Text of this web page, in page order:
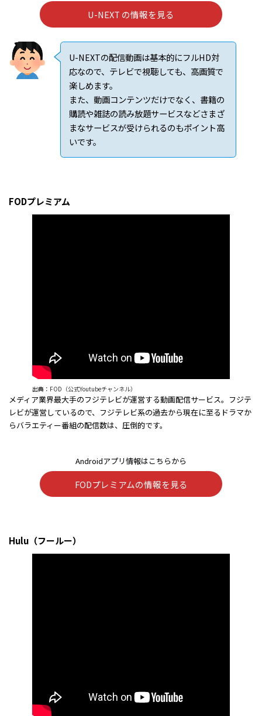
U-NEXT の情報を見る
U-NEXTの配信動画は基本的にフルHD対
応なので、テレビで視聴しても、高画質で
楽しめます。
また、動画コンテンツだけでなく、書籍の
購読や雑誌の読み放題サービスなどさまざ
まなサービスが受けられるのもポイント高
いです。
FODプレミアム
出典： FOD（公式Youtubeチャンネル）
メディア業界最大手のフジテレビが運営する動画配信サービス。フジテ
レビが運営しているので、フジテレビ系の過去から現在に至るドラマか
らバラエティー番組の配信数は、圧倒的です。
Androidアプリ情報はこちらから
FODプレミアムの情報を見る
Hulu（フールー）